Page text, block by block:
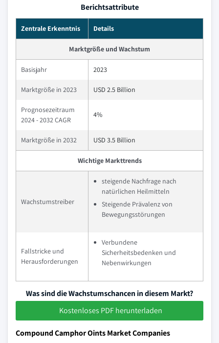
Berichtsattribute
Zentrale Erkenntnis Details
Marktgröße und Wachstum
Basisjahr 2023
Marktgröße in 2023 USD 2.5 Billion
Prognosezeitraum
2024 - 2032 CAGR
4%
Marktgröße in 2032 USD 3.5 Billion
Wichtige Markttrends
Wachstumstreiber
steigende Nachfrage nach
natürlichen Heilmitteln
Steigende Prävalenz von
Bewegungsstörungen
Fallstricke und
Herausforderungen
Verbundene
Sicherheitsbedenken und
Nebenwirkungen
Was sind die Wachstumschancen in diesem Markt?
Kostenloses PDF herunterladen
Compound Camphor Oints Market Companies